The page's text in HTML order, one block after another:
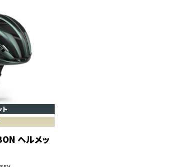
ヘルメッ